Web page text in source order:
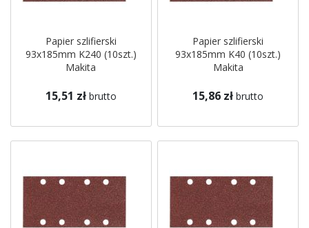
Papier szlifierski
93x185mm K240 (10szt.)
Makita
15,51 zł brutto
Papier szlifierski
93x185mm K40 (10szt.)
Makita
15,86 zł brutto